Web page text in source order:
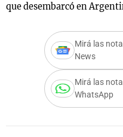
que desembarcó en
Mirá las
News
Mirá las
WhatsApp